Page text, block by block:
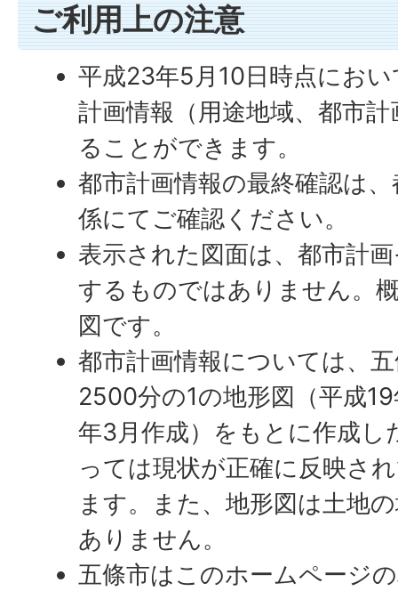
ご利用上の注意
平成23年5月10日時点にお
計画情報（用途地域、都市
ることができます。
都市計画情報の最終確認は
係にてご確認ください。
表示された図面は、都市計
するものではありません。
図です。
都市計画情報については、
2500分の1の地形図（平成
年3月作成）をもとに作成し
っては現状が正確に反映さ
ます。また、地形図は土地
ありません。
五條市はこのホームページ